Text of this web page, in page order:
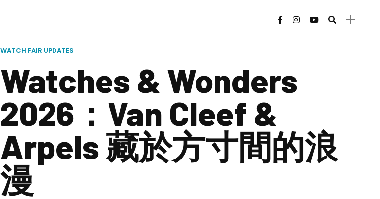
WATCH FAIR UPDATES
Watches & Wonders
2026：Van Cleef &
Arpels 藏於方寸間的浪
漫